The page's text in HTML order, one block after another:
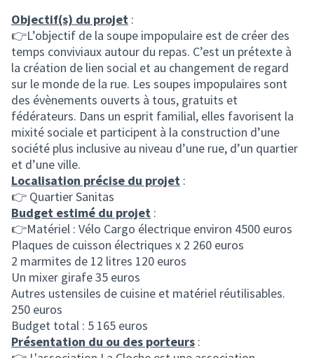
Objectif(s) du projet :
👉L’objectif de la soupe impopulaire est de créer des
temps conviviaux autour du repas. C’est un prétexte à
la création de lien social et au changement de regard
sur le monde de la rue. Les soupes impopulaires sont
des évènements ouverts à tous, gratuits et
fédérateurs. Dans un esprit familial, elles favorisent la
mixité sociale et participent à la construction d’une
société plus inclusive au niveau d’une rue, d’un quartier
et d’une ville.
Localisation précise du projet :
👉 Quartier Sanitas
Budget estimé du projet :
👉Matériel : Vélo Cargo électrique environ 4500 euros
Plaques de cuisson électriques x 2 260 euros
2 marmites de 12 litres 120 euros
Un mixer girafe 35 euros
Autres ustensiles de cuisine et matériel réutilisables.
250 euros
Budget total : 5 165 euros
Présentation du ou des porteurs :